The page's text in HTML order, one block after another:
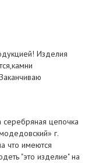
Изделия
цепочка
г.
что имеются
"это изделие" на